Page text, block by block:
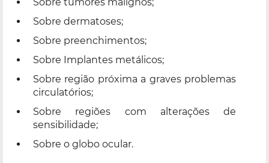
Sobre dermatoses;
Sobre preenchimentos;
Sobre Implantes metálicos;
Sobre região próxima a graves problemas
circulatórios;
Sobre regiões com alterações de
sensibilidade;
Sobre o globo ocular.